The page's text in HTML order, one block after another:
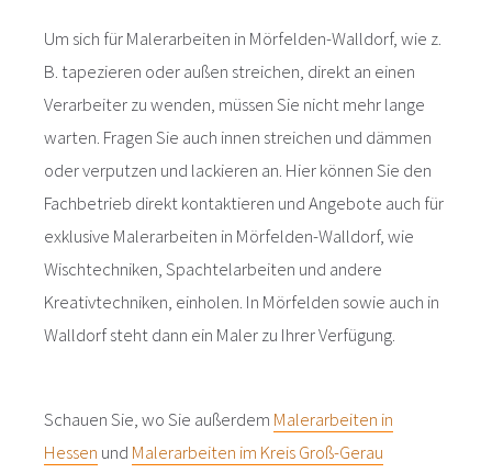
Um sich für Malerarbeiten in Mörfelden-Walldorf, wie z.
B. tapezieren oder außen streichen, direkt an einen
Verarbeiter zu wenden, müssen Sie nicht mehr lange
warten. Fragen Sie auch innen streichen und dämmen
oder verputzen und lackieren an. Hier können Sie den
Fachbetrieb direkt kontaktieren und Angebote auch für
exklusive Malerarbeiten in Mörfelden-Walldorf, wie
Wischtechniken, Spachtelarbeiten und andere
Kreativtechniken, einholen. In Mörfelden sowie auch in
Walldorf steht dann ein Maler zu Ihrer Verfügung.
Schauen Sie, wo Sie außerdem Malerarbeiten in
Hessen und Malerarbeiten im Kreis Groß-Gerau